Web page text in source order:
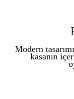
Modern
kasanın